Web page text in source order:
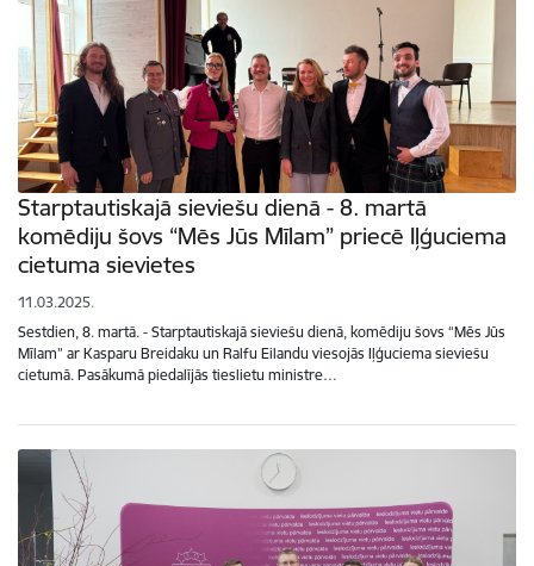
Starptautiskajā sieviešu dienā - 8. martā
komēdiju šovs “Mēs Jūs Mīlam” priecē Iļģuciema
cietuma sievietes
11.03.2025.
Sestdien, 8. martā. - Starptautiskajā sieviešu dienā, komēdiju šovs “Mēs Jūs
Mīlam” ar Kasparu Breidaku un Ralfu Eilandu viesojās Iļģuciema sieviešu
cietumā. Pasākumā piedalījās tieslietu ministre…